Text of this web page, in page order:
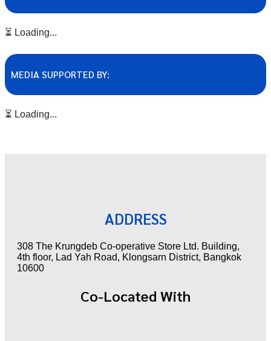
⏳ Loading...
MEDIA SUPPORTED BY:
⏳ Loading...
ADDRESS
308 The Krungdeb Co-operative Store Ltd. Building,
4th floor, Lad Yah Road, Klongsarn District, Bangkok
10600
Co-Located With